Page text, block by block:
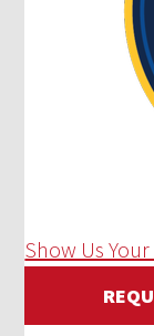
Show Us